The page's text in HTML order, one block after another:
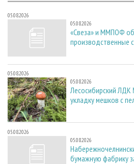
05.08.2026
05.08.2026
«Свеза» и ММПОФ
производственные
05.08.2026
05.08.2026
Лесосибирский
укладку мешков с
05.08.2026
05.08.2026
бумажную фабрику